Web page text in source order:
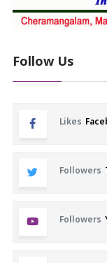
Follow Us
Likes
Followers
Followers